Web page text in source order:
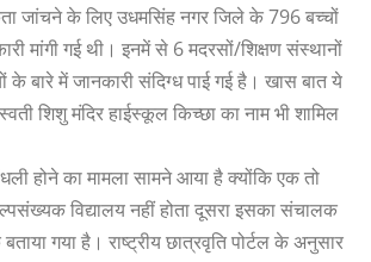
जांचने के लिए उधमसिंह नगर जिले के 796 बच्चों
मांगी गई थी। इनमें से 6 मदरसों/शिक्षण संस्थानों
बारे में जानकारी संदिग्ध पाई गई है। खास बात ये
शिशु मंदिर हाईस्कूल किच्छा का नाम भी शामिल
होने का मामला सामने आया है क्योंकि एक तो
विद्यालय नहीं होता दूसरा इसका संचालक
गया है। राष्ट्रीय छात्रवृति पोर्टल के अनुसार